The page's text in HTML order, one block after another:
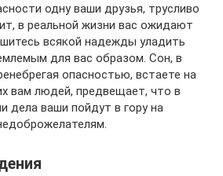
одну ваши друзья, трусливо
в реальной жизни вас ожидают
всякой надежды уладить
для вас образом. Сон, в
опасностью, встаете на
вам людей, предвещает, что в
дела ваши пойдут в гору на